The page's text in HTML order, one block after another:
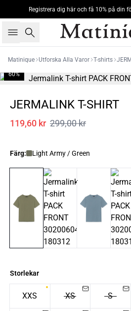
Registrera dig här och få 10% på din
Sök
Matinique Utforska Alla Varor T-shirts
60%
JERMALINK T-SHIRT
119,60 kr 299,00 kr
Färg: Light Army / Green
Storlekar
XXS XS S